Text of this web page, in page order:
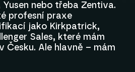
Yusen nebo třeba Zentiva.
profesní praxe
jako Kirkpatrick,
Sales, které mám
Česku. Ale hlavně – mám